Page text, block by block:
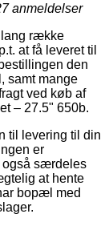
anmeldelser
lang række
at få leveret til
den
samt mange
ved køb af
– 27.5" 650b.
til levering til din
er
også særdeles
at hente
bopæl med